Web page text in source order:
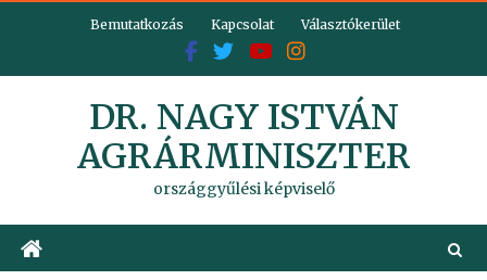
Bemutatkozás Kapcsolat Választókerület
DR. NAGY ISTVÁN
AGRÁRMINISZTER
országgyűlési képviselő